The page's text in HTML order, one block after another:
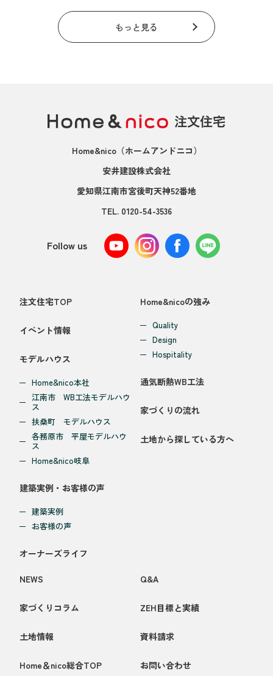
もっと見る
Home&nico（ホームアンドニコ）
安井建設株式会社
愛知県江南市宮後町天神52番地
TEL. 0120-54-3536
Follow us
注文住宅TOP
イベント情報
モデルハウス
Home&nico本社
江南市 WB工法モデルハウ
ス
扶桑町 モデルハウス
各務原市 平屋モデルハウ
ス
Home&nico岐阜
建築実例・お客様の声
建築実例
お客様の声
オーナーズライフ
Home&nicoの強み
Quality
Design
Hospitality
通気断熱WB工法
家づくりの流れ
土地から探している方へ
NEWS
家づくりコラム
土地情報
Home＆nico総合TOP
Q&A
ZEH目標と実績
資料請求
お問い合わせ